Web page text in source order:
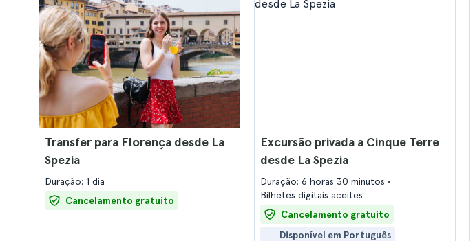
Transfer para Florença desde La
Spezia
Duração: 1 dia
Cancelamento gratuito
Excursão privada a Cinque Terre
desde La Spezia
Duração: 6 horas 30 minutos
Bilhetes digitais aceites
Cancelamento gratuito
Disponível em Português